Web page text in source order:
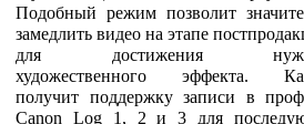
Подобный режим позволит
замедлить видео на этапе
для достижения
художественного эффекта.
получит поддержку записи в
Canon Log 1, 2 и 3 для